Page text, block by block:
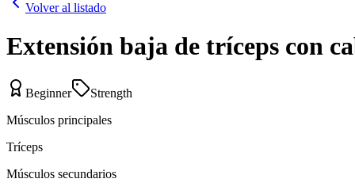
Volver al listado
Extensión baja de tríceps con
Beginner
Strength
Músculos principales
Tríceps
Músculos secundarios